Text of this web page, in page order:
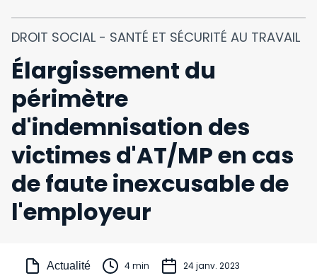
DROIT SOCIAL - SANTÉ ET SÉCURITÉ AU TRAVAIL
Élargissement du
périmètre
d'indemnisation des
victimes d'AT/MP en cas
de faute inexcusable de
l'employeur
Actualité 4 min 24 janv. 2023